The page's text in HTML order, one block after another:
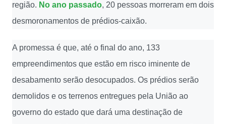
região. No ano passado, 20 pessoas morreram em dois
desmoronamentos de prédios-caixão.
A promessa é que, até o final do ano, 133
empreendimentos que estão em risco iminente de
desabamento serão desocupados. Os prédios serão
demolidos e os terrenos entregues pela União ao
governo do estado que dará uma destinação de